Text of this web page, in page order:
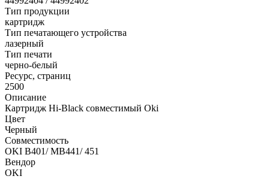
Тип продукции
картридж
Тип печатающего устройства
лазерный
Тип печати
черно-белый
Ресурс, страниц
2500
Описание
Картридж Hi-Black совместимый Oki
Цвет
Черный
Совместимость
OKI B401/ MB441/ 451
Вендор
OKI